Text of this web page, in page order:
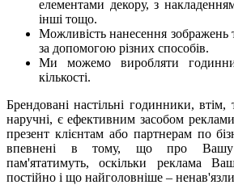
елементами декору, з
інші тощо.
Можливість нанесення зображень
за допомогою різних способів.
Ми можемо виробляти
кількості.
Брендовані настільні годинники, втім,
наручні, є ефективним засобом
презент клієнтам або партнерам по
впевнені в тому, що про Вашу
пам'ятатимуть, оскільки реклама
постійно і що найголовніше –